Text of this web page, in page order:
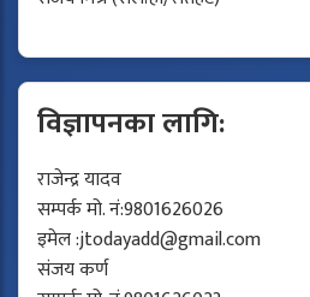
विज्ञापनका लागि:
राजेन्द्र यादव
सम्पर्क मो. नं:9801626026
इमेल :jtodayadd@gmail.com
संजय कर्ण